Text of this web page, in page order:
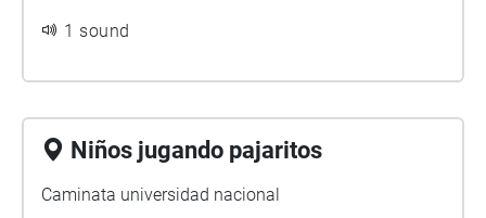
1 sound
Niños jugando pajaritos
Caminata universidad nacional